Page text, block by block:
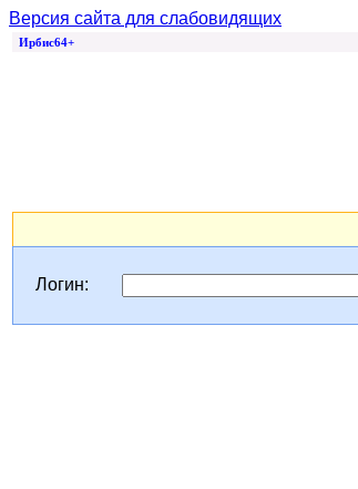
Версия сайта для слабовидящих
Ирбис64+
Логин: